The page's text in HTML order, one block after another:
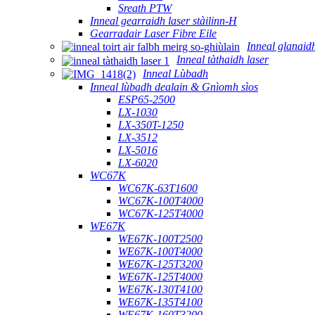
Sreath PTW
Inneal gearraidh laser stàilinn-H
Gearradair Laser Fibre Eile
Inneal
Inneal tàthaidh laser
Inneal Lùbadh
Inneal lùbadh dealain & Gnìomh sìos
ESP65-2500
LX-1030
LX-350T-1250
LX-3512
LX-5016
LX-6020
WC67K
WC67K-63T1600
WC67K-100T4000
WC67K-125T4000
WE67K
WE67K-100T2500
WE67K-100T4000
WE67K-125T3200
WE67K-125T4000
WE67K-130T4100
WE67K-135T4100